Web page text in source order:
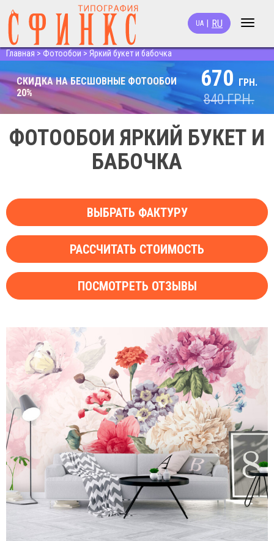
Toggle
UA RU
Главная > Фотообои > Яркий букет и бабочка
СКИДКА НА БЕСШОВНЫЕ ФОТООБОИ
20%
670 ГРН.
840ГРН.
ФОТООБОИ ЯРКИЙ БУКЕТ И
БАБОЧКА
ВЫБРАТЬ ФАКТУРУ
РАССЧИТАТЬ СТОИМОСТЬ
ПОСМОТРЕТЬ ОТЗЫВЫ